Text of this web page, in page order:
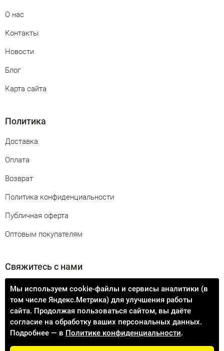
Мы используем cookie-файлы и сервисы аналитики (в
том числе Яндекс.Метрика) для улучшения работы
сайта. Продолжая пользоваться сайтом, вы даёте
согласие на обработку ваших персональных данных.
Подробнее — в Политике конфиденциальности.
О нас
Контакты
Новости
Блог
Карта сайта
Политика
Доставка
Оплата
Возврат
Политика конфиденциальности
Публичная оферта
Оптовым покупателям
Свяжитесь с нами
info@procontact74.ru
Узнать статус заказа